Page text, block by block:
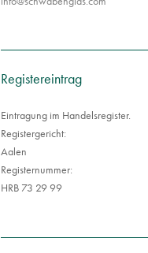
Registereintrag
Eintragung im Handelsregister.
Registergericht:
Aalen
Registernummer:
HRB 73 29 99